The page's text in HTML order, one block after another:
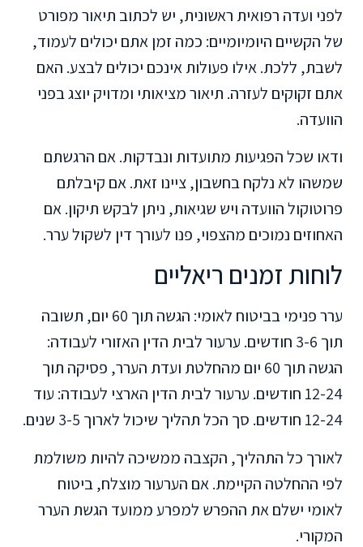
לפני ועדה רפואית ראשונית, יש לכתוב תיאור מפורט
של הקשיים היומיומיים: כמה זמן אתם יכולים לעמוד,
לשבת, ללכת. אילו פעולות אינכם יכולים לבצע. האם
אתם זקוקים לעזרה. תיאור מציאותי ומדויק יוצג בפני
הוועדה.
ודאו שכל הפגיעות מתועדות ונבדקות. אם הרגשתם
שמשהו לא נלקח בחשבון, ציינו זאת. אם קיבלתם
פרוטוקול הוועדה ויש שגיאות, ניתן לבקש תיקון. אם
האחוזים נמוכים מהצפוי, פנו לעורך דין לשקול ערר.
לוחות זמנים ריאליים
ערר פנימי בביטוח לאומי: הגשה תוך 60 יום, תשובה
תוך 3-6 חודשים. ערעור לבית הדין האזורי לעבודה:
הגשה תוך 60 יום מהחלטת ועדת הערר, פסיקה תוך
12-24 חודשים. ערעור לבית הדין הארצי לעבודה: עוד
12-24 חודשים. סך הכל תהליך שיכול לארוך 3-5 שנים.
לאורך כל התהליך, הקצבה ממשיכה להיות משולמת
לפי ההחלטה הקיימת. אם הערעור מוצלח, ביטוח
לאומי ישלם את ההפרש למפרע ממועד הגשת הערר
המקורי.